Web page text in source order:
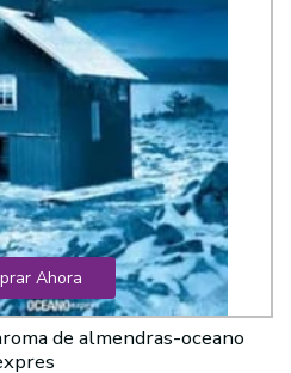
Ahora
de almendras-oceano